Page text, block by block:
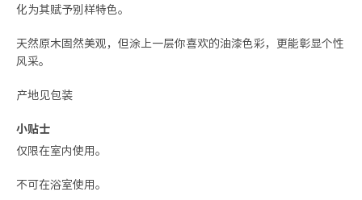
化为其赋予别样特色。
天然原木固然美观，但涂上一层你喜欢的油漆色彩，更能彰显个性
风采。
产地见包装
小贴士
仅限在室内使用。
不可在浴室使用。